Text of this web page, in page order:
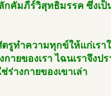
กคัมภีร์วิสุทธิมรรค ซึ่งเ
ตรูทำความทุกข์ให้แก่เรา
กายของเรา ไฉนเราจึงป
ร่างกายของเขาเล่า